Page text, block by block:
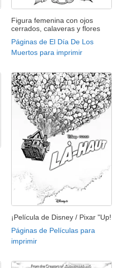
Figura femenina con ojos
cerrados, calaveras y flores
Páginas de El Día De Los
Muertos para imprimir
¡Película de Disney / Pixar "Up!
Páginas de Películas para
imprimir